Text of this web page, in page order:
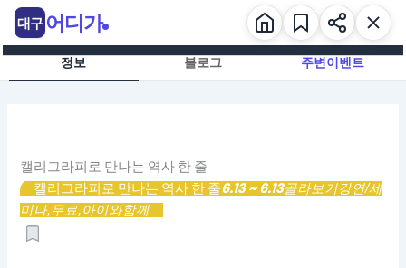
츠
정보 블로그 주변이벤트
캘리그라피로 만나는 역사 한 줄
캘리그라피로 만나는 역사 한 줄6.13 ~ 6.13골라보기강연/세
미나,무료,아이와함께
대구 어디가